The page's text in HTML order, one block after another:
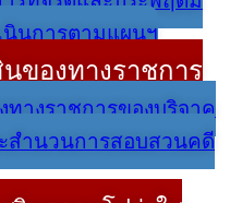
นินการตามแผนฯ
ของทางราชการ
างราชการของบริจาค
สำนวนการสอบสวนคดี